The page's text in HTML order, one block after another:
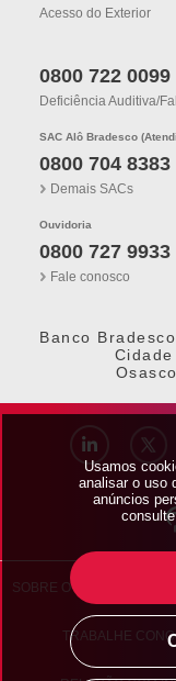
Usamos
analisar o uso
anúncios
Acesso do Exterior
0800 722 0099
Deficiência Auditiva/
SAC Alô Bradesco
0800 704 8383
Demais SACs
Ouvidoria
0800 727 9933
Fale conosco
Banco
SOBRE O BRADESCO
TRABALHE